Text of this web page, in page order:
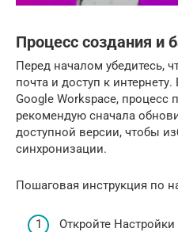
Процесс создания и
Перед началом убедитесь,
почта и доступ к
Google Workspace, процесс
рекомендую сначала
доступной версии, чтобы
синхронизации.
Пошаговая инструкция по
Откройте